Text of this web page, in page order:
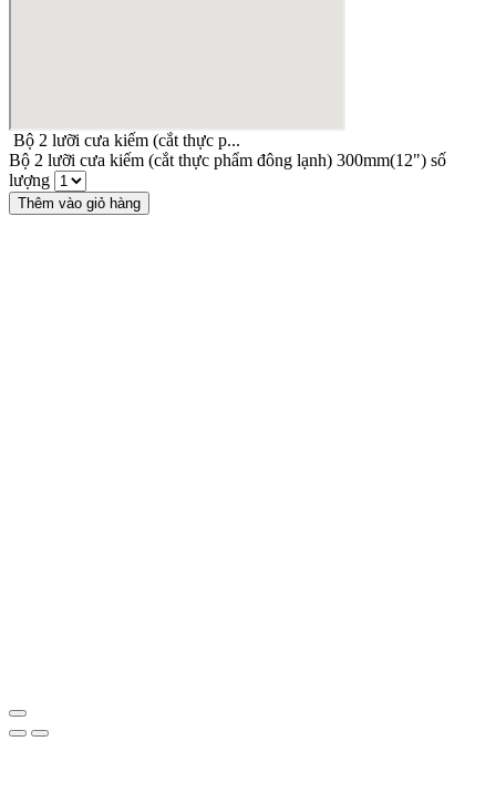
Bộ 2 lưỡi cưa kiếm (cắt thực p...
Bộ 2 lưỡi cưa kiếm (cắt thực phẩm đông lạnh) 300mm(12") số
lượng
Thêm vào giỏ hàng